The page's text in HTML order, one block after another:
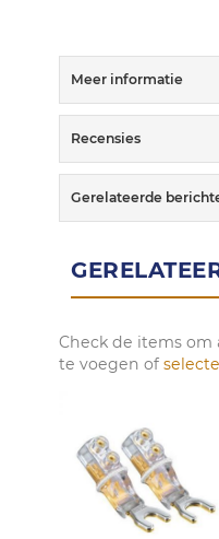
Meer informatie
Recensies
Gerelateerde
Check de items om
te voegen of